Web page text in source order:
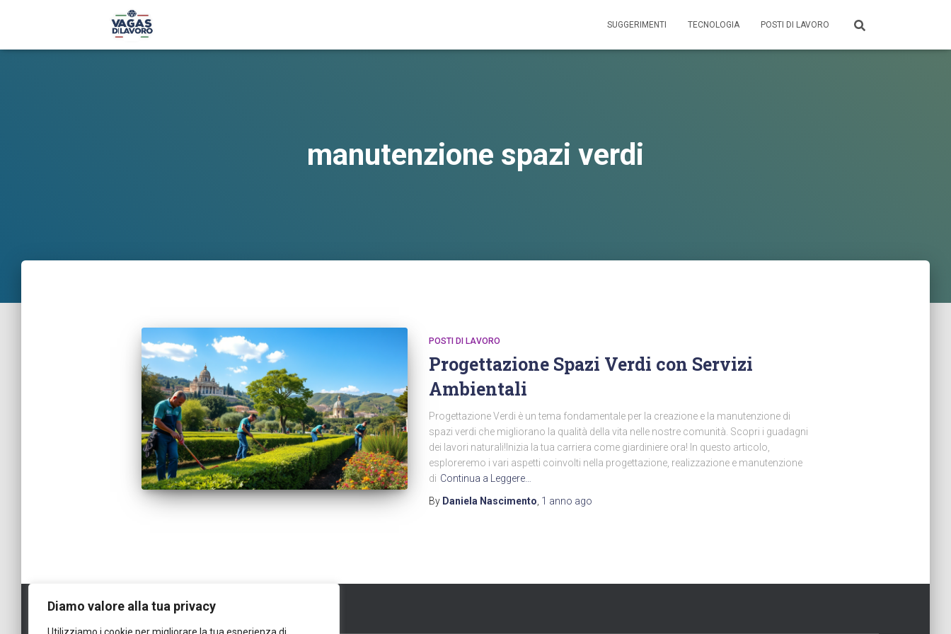
Diamo valore alla tua privacy
SUGGERIMENTI TECNOLOGIA POSTI DI LAVORO
manutenzione spazi verdi
POSTI DI LAVORO
Progettazione Spazi Verdi con Servizi
Ambientali
Progettazione Verdi è un tema fondamentale per la creazione e la manutenzione di
spazi verdi che migliorano la qualità della vita nelle nostre comunità. Scopri i guadagni
dei lavori naturali!Inizia la tua carriera come giardiniere ora! In questo articolo,
esploreremo i vari aspetti coinvolti nella progettazione, realizzazione e manutenzione
di Continua a Leggere…
By Daniela Nascimento 1 anno ago